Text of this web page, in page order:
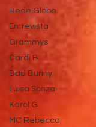
Rede Globo
Entrevista
Grammys
Cardi B
Bad Bunny
Luísa Sonza
Karol G
MC Rebecca